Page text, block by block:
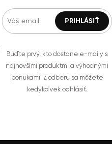
Buďte prvý, kto dostane e-maily s
najnovšími produktmi a výhodnými
ponukami. Z odberu sa môžete
kedykoľvek odhlásiť.